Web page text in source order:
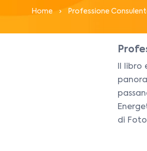
Home Professione
Il
di